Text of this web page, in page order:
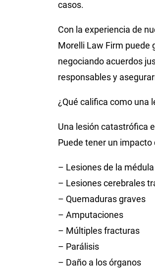
casos.
Con la experiencia de
Morelli Law Firm puede
negociando acuerdos
responsables y
¿Qué califica como una
Una lesión catastrófica
Puede tener un
– Lesiones de la médula
– Lesiones cerebrales
– Quemaduras graves
– Amputaciones
– Múltiples fracturas
– Parálisis
– Daño a los órganos